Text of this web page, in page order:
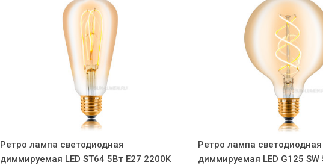
Ретро лампа светодиодная
диммируемая LED ST64 5Вт E27 2200K
Ретро лампа светодиодная
диммируемая LED G125 SW